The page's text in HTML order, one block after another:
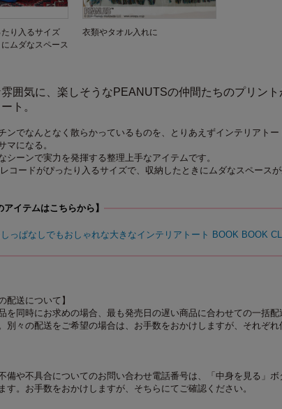
り入るサイズ
ムダなスペース
衣類やタオル入れに
囲気に、楽しそうなPEANUTSの仲間たちのプリント
ト。
ンでなんとなく散らかっているものを、とりあえずインテリアトー
マになる。
シーンで実力を発揮する整理上手なアイテムです。
コードがぴったり入るサイズで、収納したときにムダなスペースが
アイテムはこちらから】
っぱなしでもおしゃれな大きなインテリアトート BOOK BOOK
配送について】
を同時にお求めの場合、最も発売日の遅い商品に合わせての一括配
別々の配送をご希望の場合は、お手数をおかけしますが、それぞれ
備や不具合についてのお問い合わせ電話番号は、「中身を見る」
す。お手数をおかけしますが、そちらにてご確認ください。